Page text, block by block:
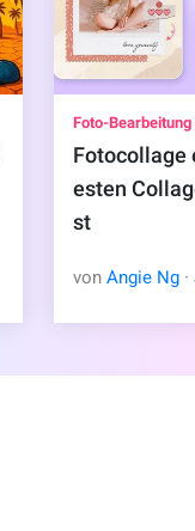
Foto-Bearbeitung
Fotocollage
esten
st
vonAngie Ng